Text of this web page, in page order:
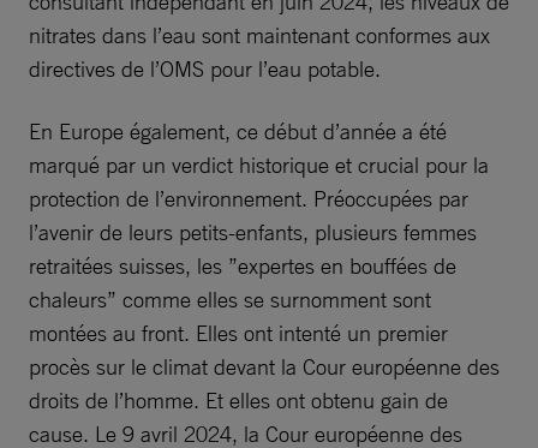
nitrates dans l’eau sont maintenant conformes aux
directives de l’OMS pour l’eau potable.
En Europe également, ce début d’année a été
marqué par un verdict historique et crucial pour la
protection de l’environnement. Préoccupées par
l’avenir de leurs petits-enfants, plusieurs femmes
retraitées suisses, les ”expertes en bouffées de
chaleurs” comme elles se surnomment sont
montées au front. Elles ont intenté un premier
procès sur le climat devant la Cour européenne des
droits de l’homme. Et elles ont obtenu gain de
cause. Le 9 avril 2024, la Cour européenne des